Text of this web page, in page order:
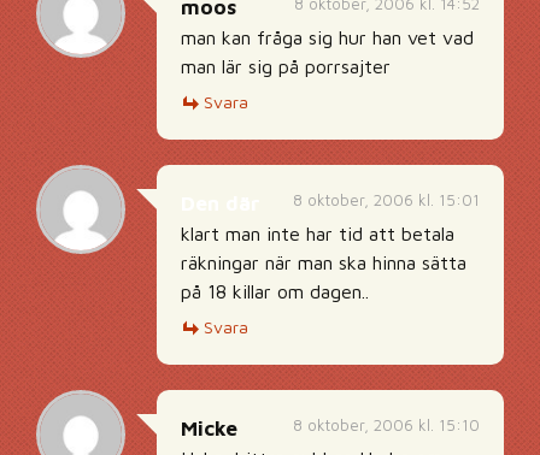
moos
man kan fråga sig hur han vet vad
man lär sig på porrsajter
Svara
8 oktober, 2006 kl. 15:01
klart man inte har tid att betala
räkningar när man ska hinna sätta
på 18 killar om dagen..
Svara
8 oktober, 2006 kl. 15:10
Micke